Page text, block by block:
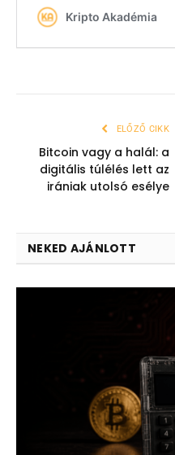
ELŐZŐ CIKK
Bitcoin vagy a halál: a
digitális túlélés lett az
irániak utolsó esélye
NEKED AJÁNLOTT